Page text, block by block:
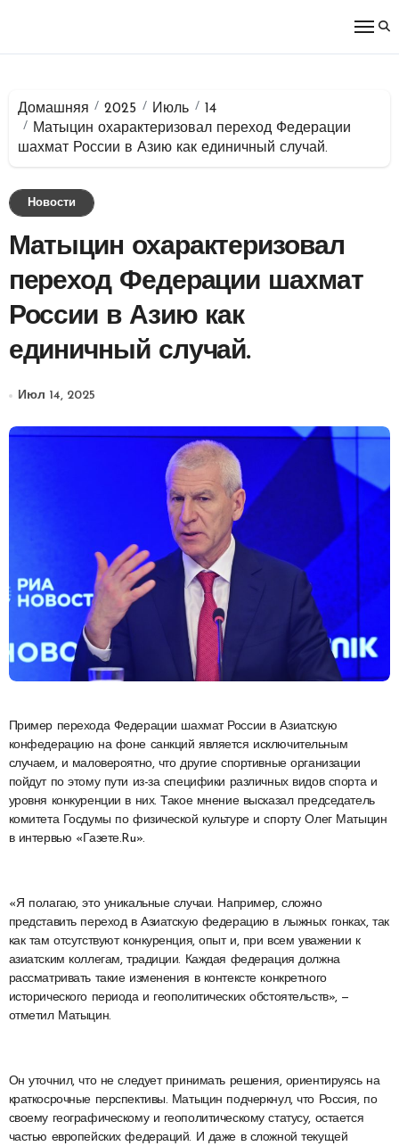
Домашняя 2025 Июль
14
Матыцин охарактеризовал переход Федерации
шахмат России в Азию как единичный случай.
Новости
Матыцин охарактеризовал
переход Федерации шахмат
России в Азию как
единичный случай.
Июл 14, 2025
конфедерацию на фоне санкций является исключительным
случаем, и маловероятно, что другие спортивные организации
пойдут по этому пути из-за специфики различных видов спорта и
уровня конкуренции в них. Такое мнение высказал председатель
комитета Госдумы по физической культуре и спорту Олег Матыцин
в интервью «Газете.Ru».
«Я полагаю, это уникальные случаи. Например, сложно
представить переход в Азиатскую федерацию в лыжных гонках, так
как там отсутствуют конкуренция, опыт и, при всем уважении к
азиатским коллегам, традиции. Каждая федерация должна
рассматривать такие изменения в контексте конкретного
исторического периода и геополитических обстоятельств», —
отметил Матыцин.
Он уточнил, что не следует принимать решения, ориентируясь на
краткосрочные перспективы. Матыцин подчеркнул, что Россия, по
своему географическому и геополитическому статусу, остается
частью европейских федераций. И даже в сложной текущей